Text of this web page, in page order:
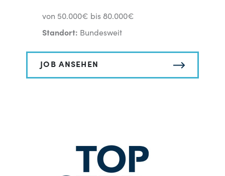
von 50.000€ bis 80.000€
Standort: Bundesweit
JOB ANSEHEN